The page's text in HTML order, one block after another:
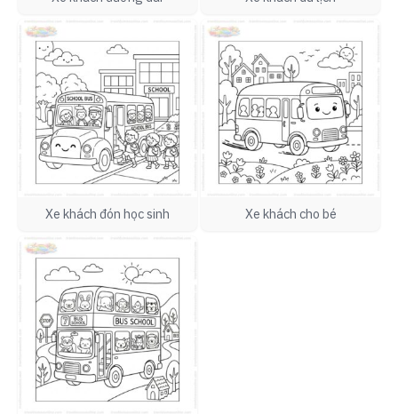
Xe khách đón học sinh Xe khách cho bé